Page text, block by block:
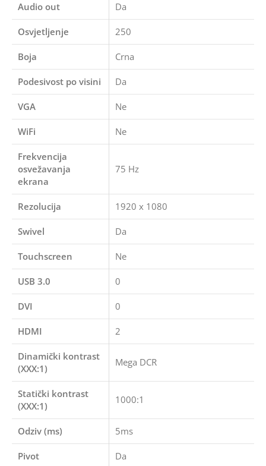
Audio out Da
Osvjetljenje 250
Boja Crna
Podesivost po visini Da
VGA Ne
WiFi Ne
Frekvencija
osvežavanja
ekrana
75 Hz
Rezolucija 1920 x 1080
Swivel Da
Touchscreen Ne
USB 3.0 0
DVI 0
HDMI 2
Dinamički kontrast
(XXX:1)
Mega DCR
Statički kontrast
(XXX:1)
1000:1
Odziv (ms) 5ms
Pivot Da